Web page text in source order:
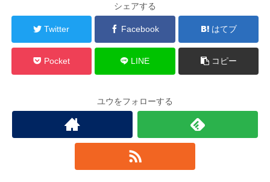
シェアする
Twitter Facebook はてブ
Pocket LINE コピー
ユウをフォローする